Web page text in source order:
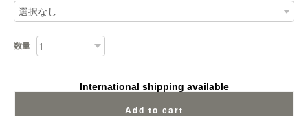
数量
International shipping available
Add to cart